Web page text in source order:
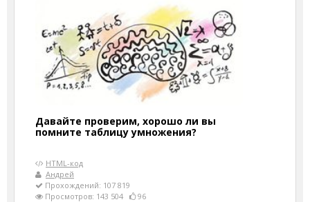
Давайте проверим, хорошо ли вы
помните таблицу умножения?
HTML-код
Андрей
Прохождений: 107 819
Просмотров: 143 504
96